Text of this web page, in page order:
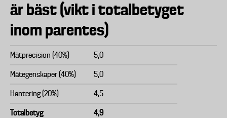
är bäst (vikt i totalbetyget
inom parentes)
Mätprecision (40%) 5,0
Mätegenskaper (40%) 5,0
Hantering (20%) 4,5
Totalbetyg 4,9